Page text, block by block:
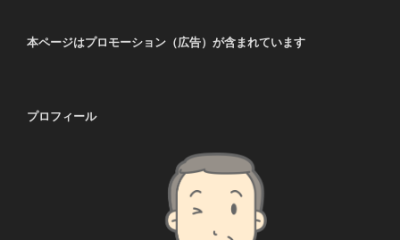
本ページはプロモーション（広告）が含まれています
プロフィール